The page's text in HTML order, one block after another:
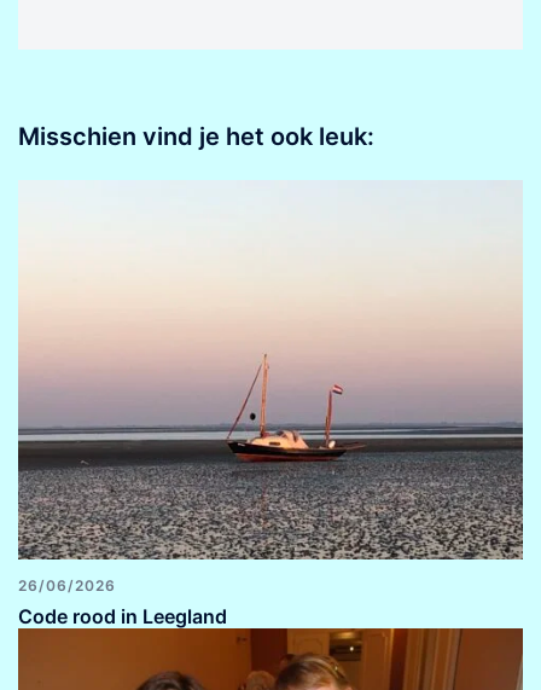
Misschien vind je het ook leuk:
26/06/2026
Code rood in Leegland